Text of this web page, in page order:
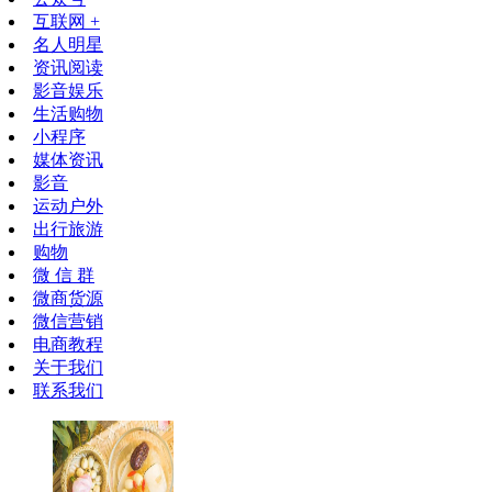
互联网 +
名人明星
资讯阅读
影音娱乐
生活购物
小程序
媒体资讯
影音
运动户外
出行旅游
购物
微 信 群
微商货源
微信营销
电商教程
关于我们
联系我们